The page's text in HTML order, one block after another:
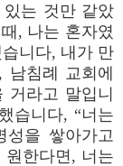
는 것만 같았
, 나는 혼자였
니다, 내가 만
침례 교회에
라고 말입니
습니다, “너는
성을 쌓아가고
원한다면, 너는